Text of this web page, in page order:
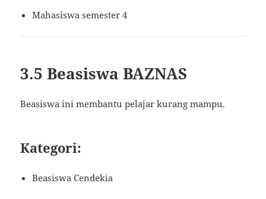
Mahasiswa semester 4
3.5 Beasiswa BAZNAS
Beasiswa ini membantu pelajar kurang mampu.
Kategori:
Beasiswa Cendekia